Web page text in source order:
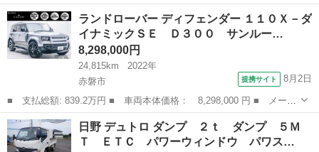
ー名： ポルシェ ■ 車種名： ボクスター ■ グレード名： ボク
スターＳ 後期モデル・青ハーフレザーシート・スポーツクロノパッ
ケージ・...
岡山 赤磐市 その他
ランドローバー ディフェンダー １１０Ｘ－ダ
イナミックＳＥ Ｄ３００ サンルー…
8,298,000円
24,815km
2022年
赤磐市
提携サイト 8月2日
■ 支払総額: 839.2万円 ■ 車両本体価格： 8,298,000 円 ■ メーカ
ー名： ランドローバー ■ 車種名： ディフェンダー ■ グレード
名： １１０Ｘ－ダイナミックＳＥ Ｄ３００ サンルーフ・エアサ
スペンシ...
岡山 赤磐市 その他
日野 デュトロ ダンプ ２ｔ ダンプ ５Ｍ
Ｔ ＥＴＣ パワーウィンドウ パワス…